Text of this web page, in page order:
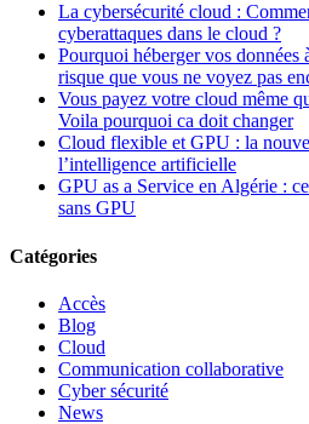
La cybersécurité cloud :
cyberattaques dans le cloud ?
Pourquoi héberger vos données
risque que vous ne voyez pas
Vous payez votre cloud même
Voila pourquoi ca doit changer
Cloud flexible et GPU : la
l’intelligence artificielle
GPU as a Service en Algérie :
sans GPU
Catégories
Accès
Blog
Cloud
Communication collaborative
Cyber sécurité
News